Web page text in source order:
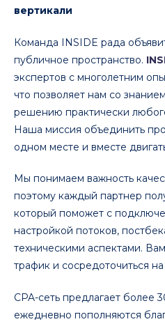
вертикали
Команда INSIDE рада
публичное пространство.
экспертов с многолетним
что позволяет нам со
решению практически
Наша миссия объединить
одном месте и вместе
Мы понимаем важность
поэтому каждый партнер
который поможет с
настройкой потоков,
техническими аспектами.
трафик и сосредоточиться
CPA-сеть предлагает более
ежедневно пополняются